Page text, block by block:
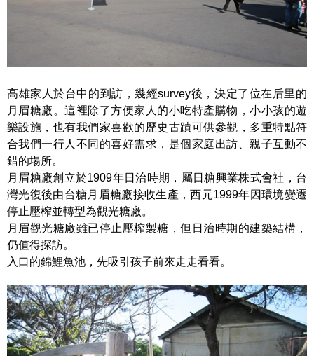
高雄家人於台中的到訪，幾經survey後，決定了位在后里的
月眉糖廠。這裡除了方便家人的小吃特產購物，小小孩的遊
樂設施，也有我們家喜歡的歷史古蹟可供參觀，多重特點符
合我們一行人不同的喜好需求，是個家庭出訪、親子互動不
錯的場所。
月眉糖廠創立於1909年日治時期，屬日糖興業株式會社，台
灣光復後由台糖月眉糖廠接收生產，西元1999年因環境變遷
停止壓榨並轉型為觀光糖廠。
月眉觀光糖廠雖已停止壓榨製糖，但日治時期的建築結構，
仍值得探訪。
入口的錦鯉魚池，先吸引孩子前來走走看看。